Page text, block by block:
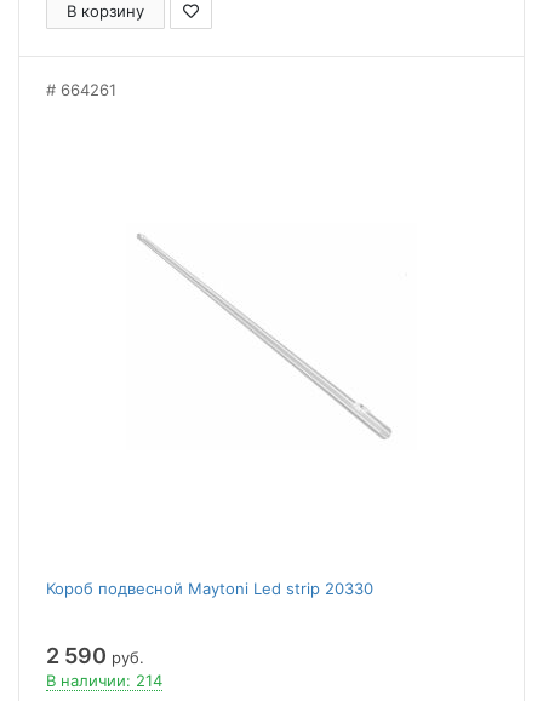
В корзину
664261
Короб подвесной Maytoni Led strip 20330
2 590 руб.
В наличии: 214